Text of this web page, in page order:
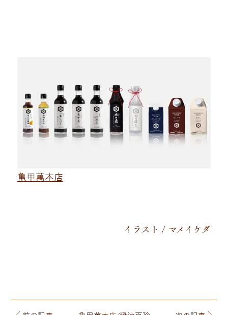
亀甲萬本店
イラスト / マメイケダ